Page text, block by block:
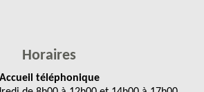
Horaires
Accueil téléphonique